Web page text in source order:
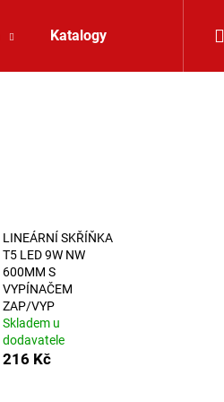
Katalogy
LINEÁRNÍ SKŘÍŇKA
T5 LED 9W NW
600MM S
VYPÍNAČEM
ZAP/VYP
Skladem u
dodavatele
216 Kč